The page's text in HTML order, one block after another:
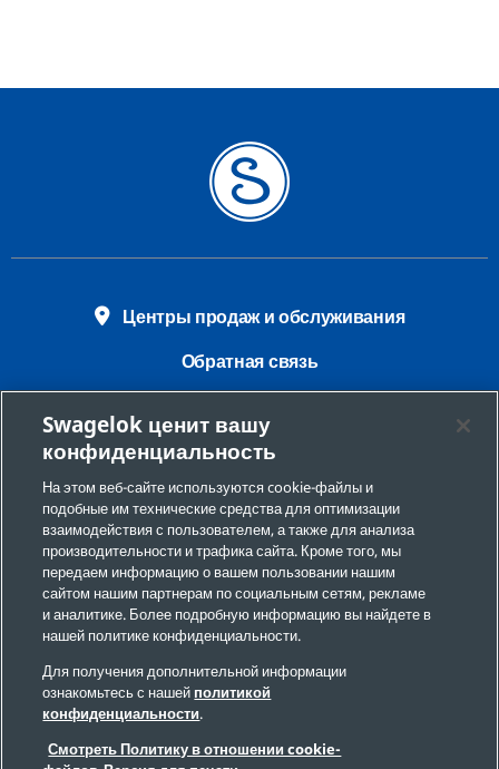
Центры продаж и обслуживания
Обратная связь
Юридическая информация
Конфиденциальность
Настройки файлов cookie
Запрет на продажу и передачу персональной
информации
Swagelok ценит вашу
конфиденциальность
На этом веб-сайте используются cookie-файлы и
подобные им технические средства для оптимизации
взаимодействия с пользователем, а также для анализа
производительности и трафика сайта. Кроме того, мы
передаем информацию о вашем пользовании нашим
сайтом нашим партнерам по социальным сетям, рекламе
и аналитике. Более подробную информацию вы найдете в
нашей политике конфиденциальности.
Для получения дополнительной информации
ознакомьтесь с нашей политикой
конфиденциальности.
Смотреть Политику в отношении cookie-